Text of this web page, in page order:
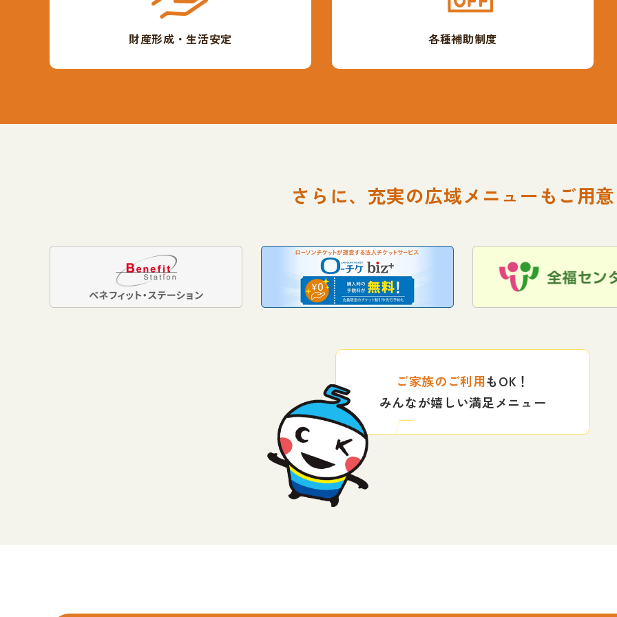
財産形成・生活安定 各種補助制度
さらに、充実の広域メニューもご用
ご家族のご利用もOK！
みんなが嬉しい満足メニュー